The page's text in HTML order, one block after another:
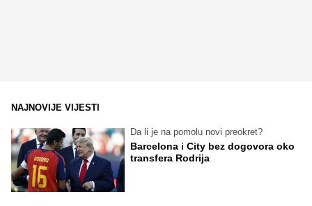
NAJNOVIJE VIJESTI
Da li je na pomolu novi preokret?
Barcelona i City bez dogovora oko
transfera Rodrija